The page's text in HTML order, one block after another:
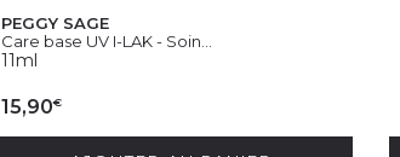
PEGGY SAGE
Care base UV I-LAK - Soin...
11ml
15,90€